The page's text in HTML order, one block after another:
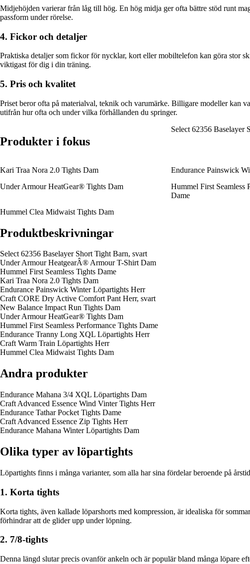
Midjehöjden varierar från låg till hög. En hög midja ger ofta bättre stöd runt
passform under rörelse.
4. Fickor och detaljer
Praktiska detaljer som fickor för nycklar, kort eller mobiltelefon kan göra stor
viktigast för dig i din träning.
5. Pris och kvalitet
Priset beror ofta på materialval, teknik och varumärke. Billigare modeller kan
utifrån hur ofta och under vilka förhållanden du springer.
Produkter i fokus
Select 62356 Baselayer
Kari Traa Nora 2.0 Tights Dam Endurance Painswick
Under Armour HeatGear® Tights Dam
Hummel First Seamless
Dame
Hummel Clea Midwaist Tights Dam
Produktbeskrivningar
Select 62356 Baselayer Short Tight Barn, svart
Under Armour HeatgearÂ® Armour T-Shirt Dam
Hummel First Seamless Tights Dame
Kari Traa Nora 2.0 Tights Dam
Endurance Painswick Winter Löpartights Herr
Craft CORE Dry Active Comfort Pant Herr, svart
New Balance Impact Run Tights Dam
Under Armour HeatGear® Tights Dam
Hummel First Seamless Performance Tights Dame
Endurance Tranny Long XQL Löpartights Herr
Craft Warm Train Löpartights Herr
Hummel Clea Midwaist Tights Dam
Andra produkter
Endurance Mahana 3/4 XQL Löpartights Dam
Craft Advanced Essence Wind Vinter Tights Herr
Endurance Tathar Pocket Tights Dame
Craft Advanced Essence Zip Tights Herr
Endurance Mahana Winter Löpartights Dam
Olika typer av löpartights
Löpartights finns i många varianter, som alla har sina fördelar beroende på
1. Korta tights
Korta tights, även kallade löparshorts med kompression, är idealiska för
förhindrar att de glider upp under löpning.
2. 7/8-tights
Denna längd slutar precis ovanför ankeln och är populär bland många löpare